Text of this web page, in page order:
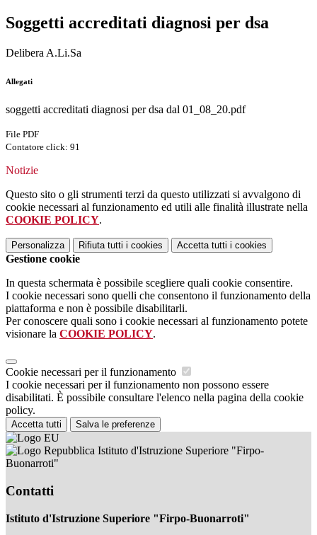
Soggetti accreditati diagnosi per dsa
Delibera A.Li.Sa
Allegati
soggetti accreditati diagnosi per dsa dal 01_08_20.pdf
File PDF
Contatore click: 91
Notizie
Questo sito o gli strumenti terzi da questo utilizzati si avvalgono di
cookie necessari al funzionamento ed utili alle finalità illustrate nella
COOKIE POLICY.
Personalizza Rifiuta tutti i cookies Accetta tutti i cookies
Gestione cookie
In questa schermata è possibile scegliere quali cookie consentire.
I cookie necessari sono quelli che consentono il funzionamento della
piattaforma e non è possibile disabilitarli.
Per conoscere quali sono i cookie necessari al funzionamento potete
visionare la COOKIE POLICY.
Cookie necessari per il funzionamento
I cookie necessari per il funzionamento non possono essere
disabilitati. È possibile consultare l'elenco nella pagina della cookie
policy.
Accetta tutti Salva le preferenze
Istituto d'Istruzione Superiore "Firpo-
Buonarroti"
Contatti
Istituto d'Istruzione Superiore "Firpo-Buonarroti"